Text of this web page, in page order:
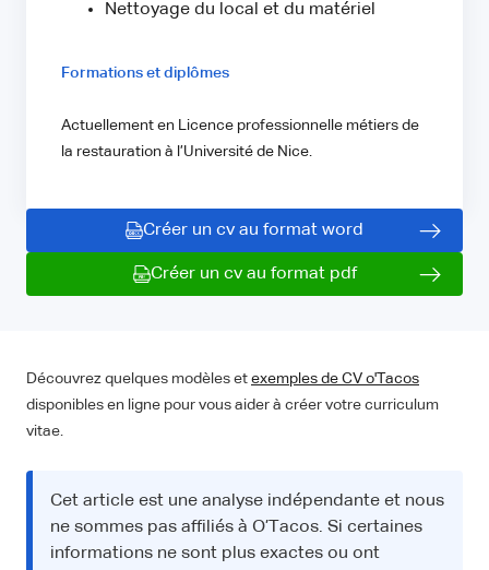
Nettoyage du local et du matériel
Formations et diplômes
Actuellement en Licence professionnelle métiers de
la restauration à l’Université de Nice.
Créer un cv au format word
Créer un cv au format pdf
Découvrez quelques modèles et exemples de CV o'Tacos
disponibles en ligne pour vous aider à créer votre curriculum
vitae.
Cet article est une analyse indépendante et nous
ne sommes pas affiliés à O’Tacos. Si certaines
informations ne sont plus exactes ou ont